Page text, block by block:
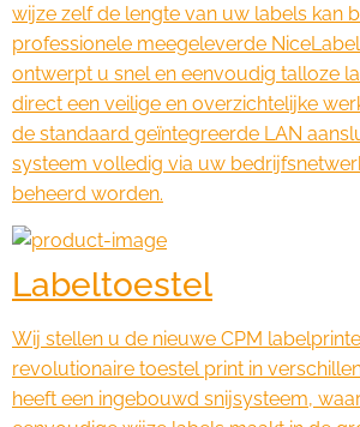
wijze zelf de lengte van uw labels kan
professionele meegeleverde
ontwerpt u snel en eenvoudig talloze
direct een veilige en overzichtelijke
de standaard geïntegreerde LAN
systeem volledig via uw
beheerd worden.
Labeltoestel
Wij stellen u de nieuwe CPM
revolutionaire toestel print in
heeft een ingebouwd snijsysteem,